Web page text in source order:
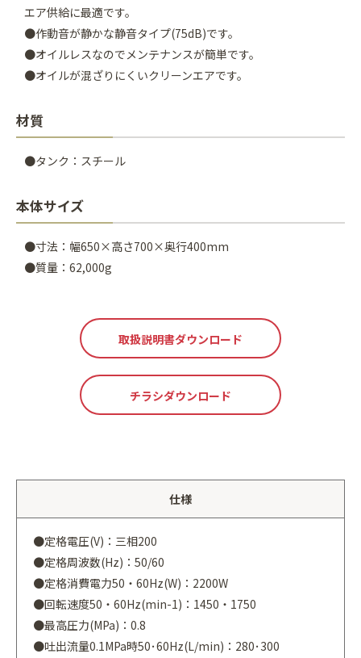
エア供給に最適です。
●作動音が静かな静音タイプ(75dB)です。
●オイルレスなのでメンテナンスが簡単です。
●オイルが混ざりにくいクリーンエアです。
材質
●タンク：スチール
本体サイズ
●寸法：幅650×高さ700×奥行400mm
●質量：62,000g
取扱説明書ダウンロード
チラシダウンロード
仕様
●定格電圧(V)：三相200
●定格周波数(Hz)：50/60
●定格消費電力50・60Hz(W)：2200W
●回転速度50・60Hz(min-1)：1450・1750
●最高圧力(MPa)：0.8
●吐出流量0.1MPa時50･60Hz(L/min)：280･300